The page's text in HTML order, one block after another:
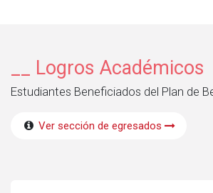
__ Logros Académicos
Estudiantes Beneficiados del Plan de
Ver sección de egresados